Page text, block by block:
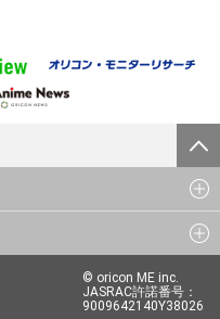
© oricon ME inc.
JASRAC許諾番号：
9009642140Y38026